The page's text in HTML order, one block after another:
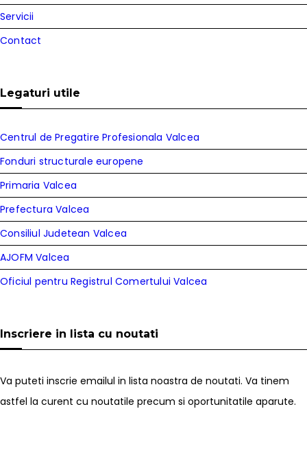
Servicii
Contact
Legaturi utile
Centrul de Pregatire Profesionala Valcea
Fonduri structurale europene
Primaria Valcea
Prefectura Valcea
Consiliul Judetean Valcea
AJOFM Valcea
Oficiul pentru Registrul Comertului Valcea
Inscriere in lista cu noutati
Va puteti inscrie emailul in lista noastra de noutati. Va tinem
astfel la curent cu noutatile precum si oportunitatile aparute.